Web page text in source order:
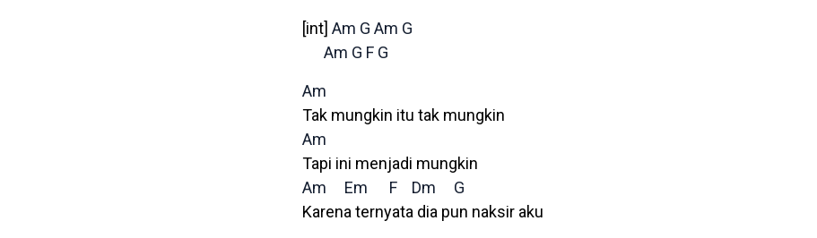
[int] Am G Am G
Am G F G
Am
Tak mungkin itu tak mungkin
Am
Tapi ini menjadi mungkin
Am
Em F Dm
G
Karena ternyata dia pun naksir aku